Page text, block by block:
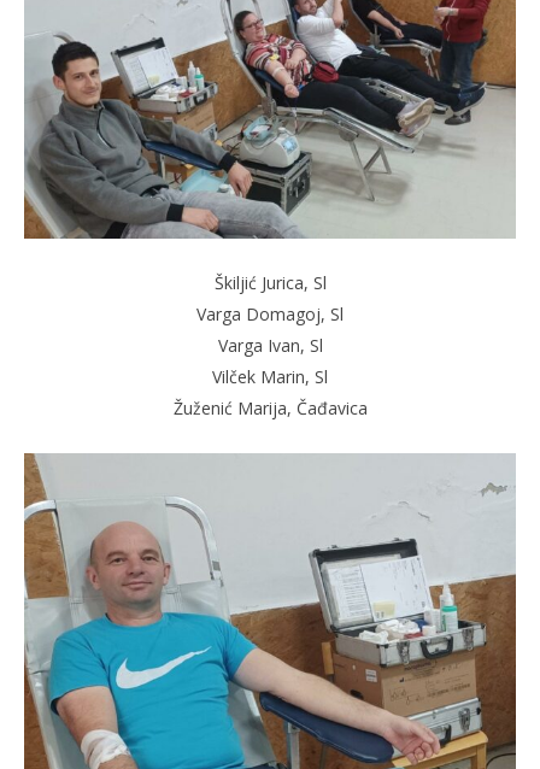
Škiljić Jurica, Sl
Varga Domagoj, Sl
Varga Ivan, Sl
Vilček Marin, Sl
Žuženić Marija, Čađavica